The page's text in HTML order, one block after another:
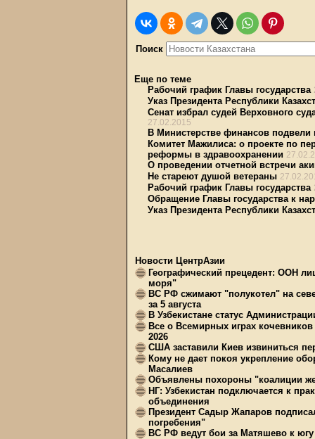
Поиск
Еще по теме
Рабочий график Главы государства
Указ Президента Республики
Сенат избрал судей Верховного
27.02.2015
В Министерстве финансов подвели
Комитет Мажилиса: о проекте по
реформы в здравоохранении
О проведении отчетной встречи
Не стареют душой ветераны
Рабочий график Главы государства
Обращение Главы государства к
Указ Президента Республики
Новости ЦентрАзии
Географический прецедент: ООН
моря"
ВС РФ сжимают "полукотел" на
за 5 августа
В Узбекистане статус
Все о Всемирных играх
2026
США заставили Киев извиниться
Кому не дает покоя укрепление
Масалиев
Объявлены похороны "коалиции
НГ: Узбекистан подключается к
объединения
Президент Садыр Жапаров
погребения"
ВС РФ ведут бои за Матяшево к югу